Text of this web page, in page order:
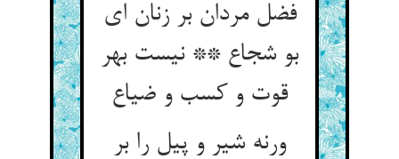
فضل مردان بر زنان ای
بو شجاع ** نیست بهر
قوت و کسب و ضیاع
ورنه شیر و پیل را بر